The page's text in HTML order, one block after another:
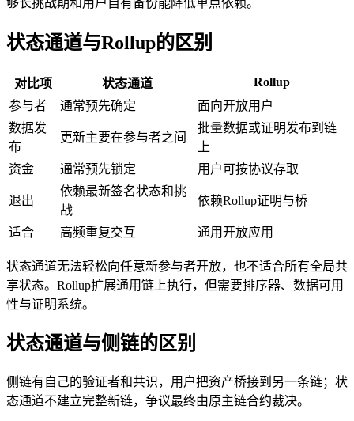
状态通道与Rollup的区别
对比项 状态通道
Rollup
参与者
通常预先确定
面向开放用户
数据发
布
更新主要在参与者之间
批量数据或证明发布到链
上
资金
通常预先锁定 用户可按协议存取
退出
依赖最新签名状态和挑
战
依赖Rollup证明与桥
适合 高频重复交互 通用开放应用
状态通道无法轻松向任意新参与者开放，也不适合所有全局共
享状态。Rollup扩展通用链上执行，但需要排序器、数据可用
性与证明系统。
状态通道与侧链的区别
侧链有自己的验证者和共识，用户把资产桥接到另一条链；状
态通道不建立完整新链，争议最终由原主链合约裁决。